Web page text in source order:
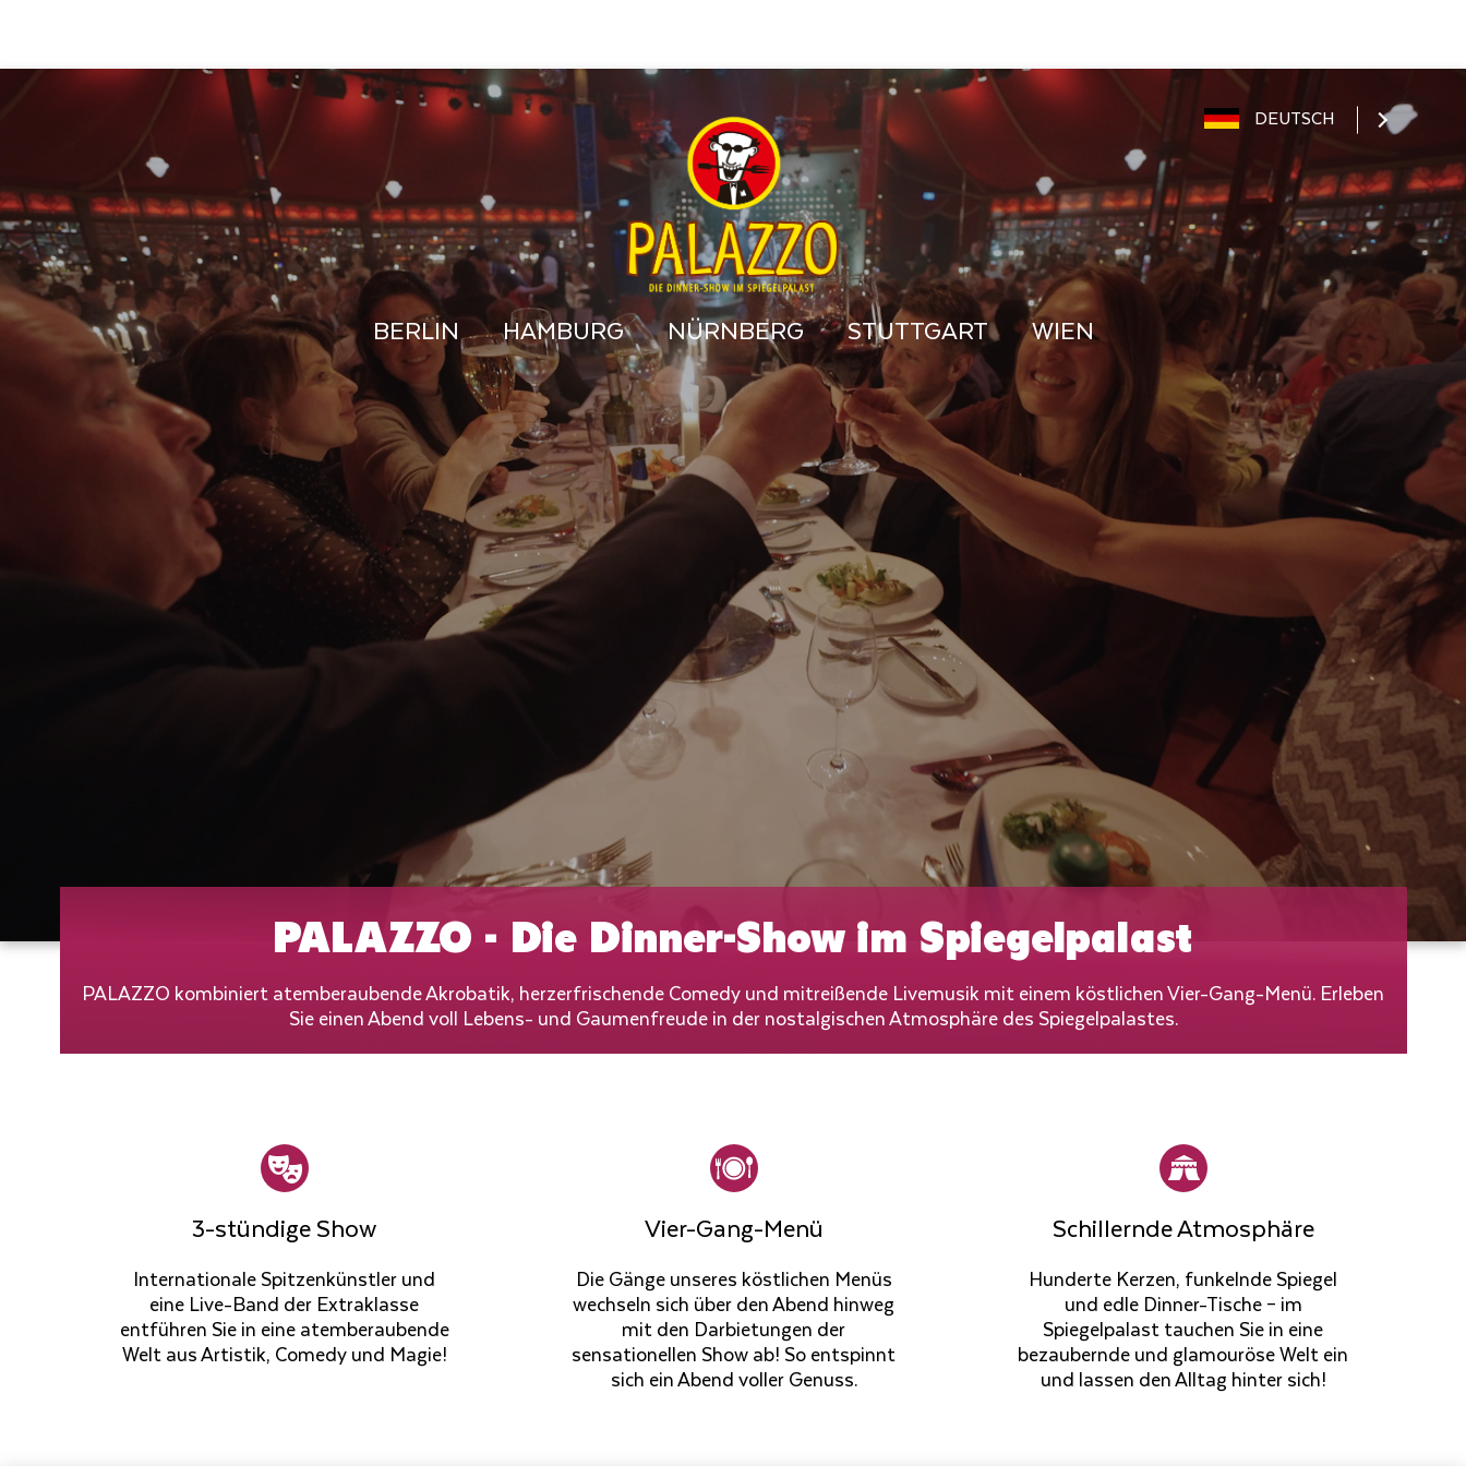
DEUTSCH
BERLIN HAMBURG NÜRNBERG STUTTGART WIEN
PALAZZO - Die Dinner-Show im Spiegelpalast
PALAZZO kombiniert atemberaubende Akrobatik, herzerfrischende Comedy und mitreißende Livemusik mit einem köstlichen Vier-Gang-Menü. Erleben
Sie einen Abend voll Lebens- und Gaumenfreude in der nostalgischen Atmosphäre des Spiegelpalastes.
3-stündige Show
Internationale Spitzenkünstler und
eine Live-Band der Extraklasse
entführen Sie in eine atemberaubende
Welt aus Artistik, Comedy und Magie!
Vier-Gang-Menü
Die Gänge unseres köstlichen Menüs
wechseln sich über den Abend hinweg
mit den Darbietungen der
sensationellen Show ab! So entspinnt
sich ein Abend voller Genuss.
Schillernde Atmosphäre
Hunderte Kerzen, funkelnde Spiegel
und edle Dinner-Tische – im
Spiegelpalast tauchen Sie in eine
bezaubernde und glamouröse Welt ein
und lassen den Alltag hinter sich!